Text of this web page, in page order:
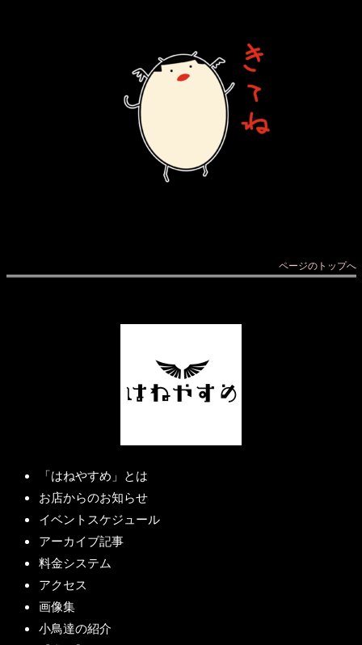
ページのトップへ
「はねやすめ」とは
お店からのお知らせ
イベントスケジュール
アーカイブ記事
料金システム
アクセス
画像集
小鳥達の紹介